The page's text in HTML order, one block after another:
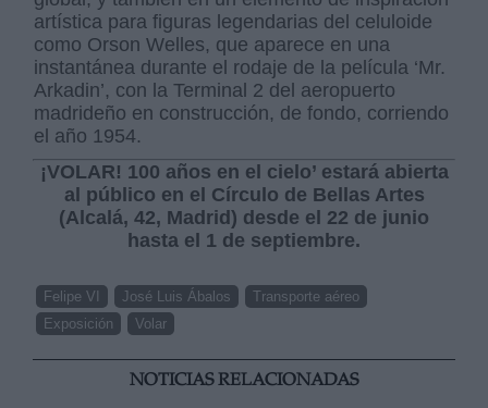
artística para figuras legendarias del celuloide
como Orson Welles, que aparece en una
instantánea durante el rodaje de la película ‘Mr.
Arkadin’, con la Terminal 2 del aeropuerto
madrideño en construcción, de fondo, corriendo
el año 1954.
¡VOLAR! 100 años en el cielo’ estará abierta
al público en el Círculo de Bellas Artes
(Alcalá, 42, Madrid) desde el 22 de junio
hasta el 1 de septiembre.
Felipe VI José Luis Ábalos
Transporte aéreo
Exposición
Volar
NOTICIAS RELACIONADAS